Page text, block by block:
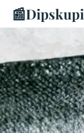
📰Dipskupi